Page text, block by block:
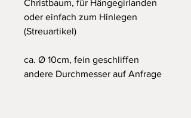
Christbaum, für Hängegirlanden
oder einfach zum Hinlegen
(Streuartikel)
ca. Ø 10cm, fein geschliffen
andere Durchmesser auf Anfrage